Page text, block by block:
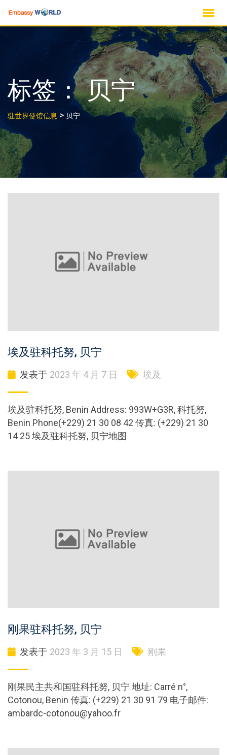
标签：贝宁
驻世界使馆信息 > 贝宁
埃及驻科托努, 贝宁
发表于 2023 年 4 月 7 日 埃及
埃及驻科托努, Benin Address: 993W+G3R, 科托努,
Benin Phone(+229) 21 30 08 42 传真: (+229) 21 30
14 25 埃及驻科托努, 贝宁地图
刚果驻科托努, 贝宁
发表于 2023 年 3 月 15 日 刚果
刚果民主共和国驻科托努, 贝宁 地址: Carré n°,
Cotonou, Benin 传真: (+229) 21 30 91 79 电子邮件:
ambardc-cotonou@yahoo.fr